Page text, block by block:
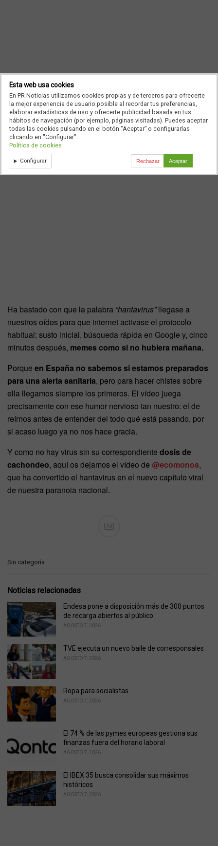
Ha bastado con que la palabra “hantavirus”llegase a
nuestros oídos para que internet activase el protocolo
habitual: susto inicial, búsqueda rápida en Google y, cinco
minutos después, memes como si no hubiera mañana.
Porque en España no sabemos si estamos preparados
para una alerta sanitaria, pero para hacer chistes sobre
ella llegamos siempre los primeros. El vídeo juega
precisamente con ese humor nervioso tan nuestro: el de
reírnos antes de entender del todo qué está pasando, por
si acaso luego ya no nos hace gracia.
Y como no hay virus sin su correspondiente dosis de
cachondeo, aquí os dejamos el vídeo de @ecomonos,
que ha convertido el hantavirus en el nuevo capítulo viral
de nuestra paranoia nacional.
Ad
C
e
o
r
i
:
Sin categoría
Noticias relacionadas
Endesa pone a disposición más de 300 puntos
de recarga abiertos al público
AGOSTO 7, 2026
TVE ejecuta un nuevo baile de corresponsales
AGOSTO 7, 2026
Ropa para socialistas
AGOSTO 7, 2026
El 74 % de las pymes europeas gestiona sus
finanzas fuera del horario laboral
AGOSTO 7, 2026
El IBEX 35 busca consolidar sus máximos
históricos
AGOSTO 7, 2026
Esta web usa cookies
En PR Noticias utilizamos cookies propias y de terceros para ofrecerte
la mejor experiencia de usuario posible al recordar tus preferencias,
elaborar estadísticas de uso y ofrecerte publicidad basada en tus
hábitos de navegación (por ejemplo, páginas visitadas). Puedes aceptar
todas las cookies pulsando en el botón “Aceptar” o configurarlas
clicando en "Configurar".
Política de cookies
Configurar Rechazar Aceptar